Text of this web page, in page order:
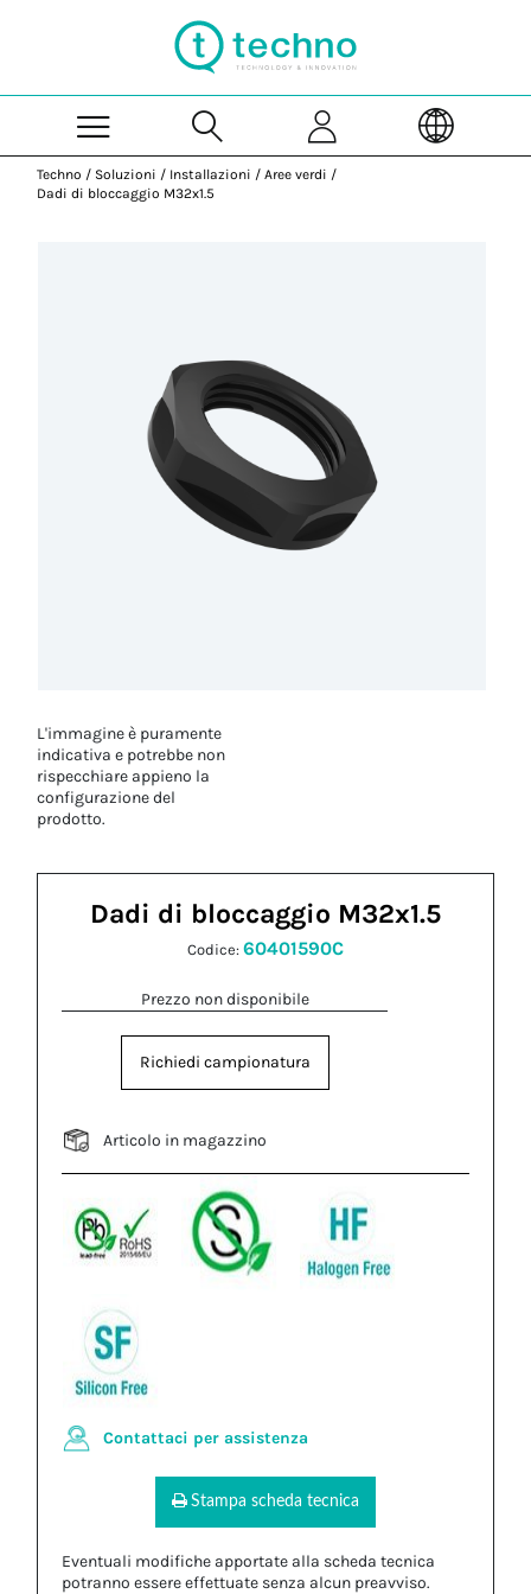
Techno / Soluzioni / Installazioni / Aree verdi /
Dadi di bloccaggio M32x1.5
L'immagine è puramente
indicativa e potrebbe non
rispecchiare appieno la
configurazione del
prodotto.
Dadi di bloccaggio M32x1.5
Codice: 60401590C
Prezzo non disponibile
Richiedi campionatura
Articolo in magazzino
Contattaci per assistenza
Stampa scheda tecnica
Eventuali modifiche apportate alla scheda tecnica
potranno essere effettuate senza alcun preavviso.